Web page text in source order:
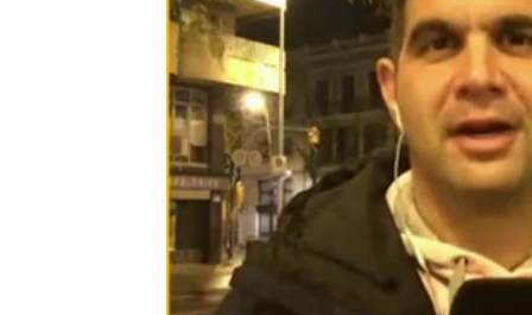
El Chiringuito
Madrid
Publicado: 04 de febrero de 2020, 00:50